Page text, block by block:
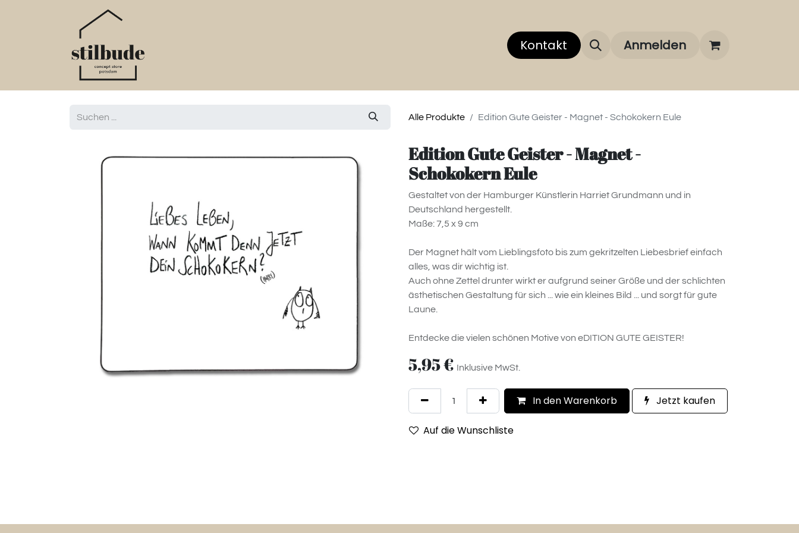
Über uns Über unsere Marken FAQ
Kontakt Anmelden
Alle Produkte Edition Gute Geister - Magnet - Schokokern Eule
Edition Gute Geister - Magnet -
Schokokern Eule
Gestaltet von der Hamburger Künstlerin Harriet Grundmann und in
Deutschland hergestellt.
Maße: 7,5 x 9 cm
Der Magnet hält vom Lieblingsfoto bis zum gekritzelten Liebesbrief einfach
alles, was dir wichtig ist.
Auch ohne Zettel drunter wirkt er aufgrund seiner Größe und der schlichten
ästhetischen Gestaltung für sich ... wie ein kleines Bild ... und sorgt für gute
Laune.
Entdecke die vielen schönen Motive von eDITION GUTE GEISTER!
5,95€ Inklusive MwSt.
In den Warenkorb Jetzt kaufen
Auf die Wunschliste